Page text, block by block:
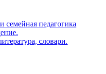
семейная педагогика
словари.